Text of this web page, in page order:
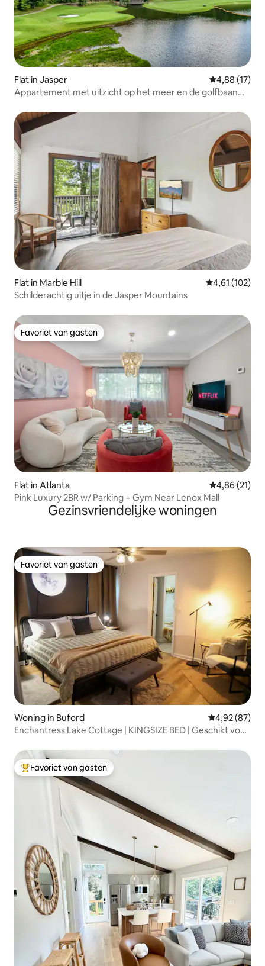
Flat in Jasper Gemiddelde
4,88 (17)
Appartement met uitzicht op het meer en de golfbaan
Flat in Marble Hill Gemiddelde
4,61 (102)
Schilderachtig uitje in de Jasper Mountains
Favoriet van gasten
Favoriet van gasten
Flat in Atlanta Gemiddelde
4,86 (21)
Pink Luxury 2BR w/ Parking + Gym Near Lenox Mall
Gezinsvriendelijke woningen
Favoriet van gasten
Favoriet van gasten
Woning in Buford Gemiddelde
4,92 (87)
Enchantress Lake Cottage | KINGSIZE BED | Geschikt voor
Topfavoriet van gasten
Favoriet van gasten